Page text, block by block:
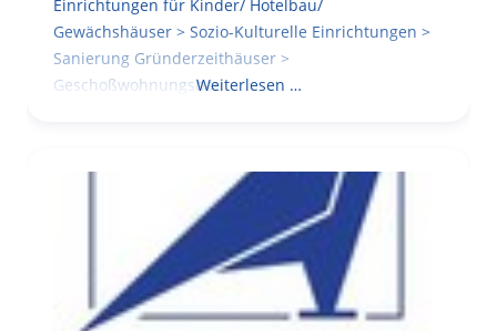
Einrichtungen für Kinder/ Hotelbau/
Gewächshäuser > Sozio-Kulturelle Einrichtungen >
Sanierung Gründerzeithäuser >
GeschoßwohnungsbauWeiterlesen …